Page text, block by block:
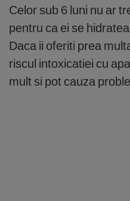
Celor sub 6 luni nu ar
pentru ca ei se
Daca ii oferiti prea
riscul intoxicatiei cu
mult si pot cauza